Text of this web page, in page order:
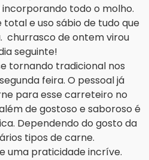
incorporando todo o molho.
e uso sábio de tudo que
churrasco de ontem virou
seguinte!
tornando tradicional nos
feira. O pessoal já
para esse carreteiro no
de gostoso e saboroso é
Dependendo do gosto da
tipos de carne.
praticidade incríve.